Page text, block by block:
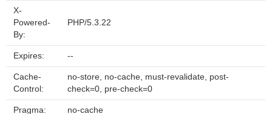
X-
Powered-
By:
PHP/5.3.22
Expires: --
Cache-
Control:
no-store, no-cache, must-revalidate, post-
check=0, pre-check=0
Pragma: no-cache